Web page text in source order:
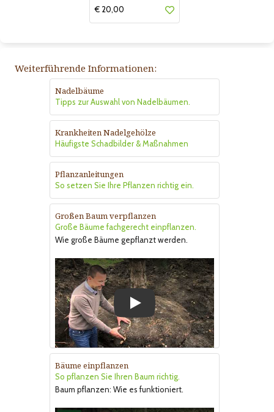
€ 20,00
Weiterführende Informationen:
Nadelbäume
Tipps zur Auswahl von Nadelbäumen.
Krankheiten Nadelgehölze
Häufigste Schadbilder & Maßnahmen
Pflanzanleitungen
So setzen Sie Ihre Pflanzen richtig ein.
Großen Baum verpflanzen
Große Bäume fachgerecht einpflanzen.
Wie große Bäume gepflanzt werden.
Play
Bäume einpflanzen
So pflanzen Sie Ihren Baum richtig.
Baum pflanzen: Wie es funktioniert.